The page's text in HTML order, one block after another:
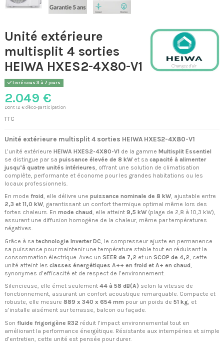
Unité extérieure
multisplit 4 sorties
HEIWA HXES2-4X80-V1
Livré sous 3 à 7 jours
2.049 €
Dont 12 € d'éco-participation
TTC
Unité extérieure multisplit 4 sorties HEIWA HXES2-4X80-V1
L’unité extérieure HEIWA HXES2-4X80-V1 de la gamme Multisplit Essentiel
se distingue par sa puissance élevée de 8 kW et sa capacité à alimenter
jusqu’à quatre unités intérieures , offrant une solution de climatisation
complète, performante et économe pour les grandes habitations ou les
locaux professionnels.
En mode froid, elle délivre une puissance nominale de 8 kW, ajustable entre
2,3 et 11,0 kW, garantissant un confort thermique optimal même lors des
fortes chaleurs. En mode chaud, elle atteint 9,5 kW (plage de 2,8 à 10,3 kW),
assurant une diffusion homogène de la chaleur, même par températures
négatives.
Grâce à sa technologie Inverter DC , le compresseur ajuste en permanence
sa puissance pour maintenir une température stable tout en réduisant la
consommation électrique. Avec un SEER de 7,2 et un SCOP de 4,2 , cette
unité atteint les classes énergétiques A++ en froid et A+ en chaud
synonymes d’efficacité et de respect de l’environnement.
Silencieuse, elle émet seulement 44 à 58 dB(A) selon la vitesse de
fonctionnement, assurant un confort acoustique remarquable. Compacte et
robuste, elle mesure 889 x 340 x 654 mm pour un poids de 51 kg, et
s’installe aisément sur terrasse, balcon ou façade.
Son fluide frigorigène R32 réduit l’impact environnemental tout en
améliorant la performance énergétique. Résistante aux intempéries et simple
d’entretien, cette unité est pensée pour durer.